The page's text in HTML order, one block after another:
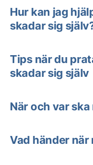
Hur kan jag
skadar sig
Tips när du
skadar sig själv
När och var
Vad händer när